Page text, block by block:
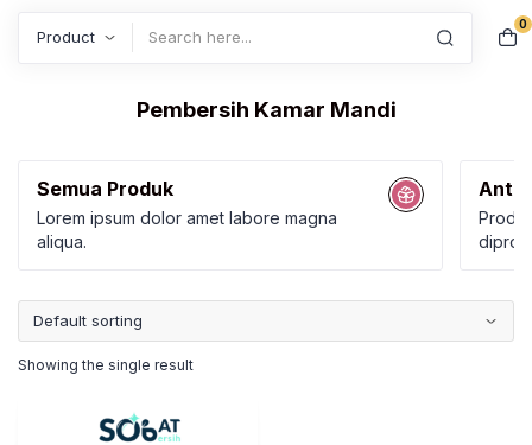
0
Pembersih Kamar Mandi
Semua Produk
Lorem ipsum dolor amet labore magna
aliqua.
Anti
Showing the single result